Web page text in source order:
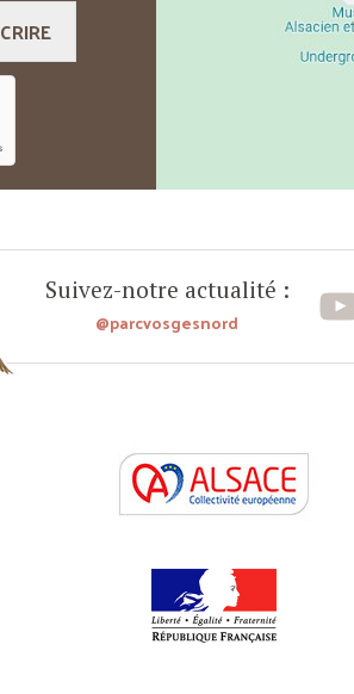
Suivez-notre actualité :
@parcvosgesnord